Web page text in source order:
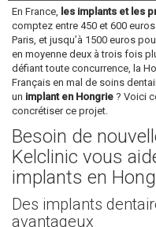
En France, les implants et les
comptez entre 450 et 600
Paris, et jusqu’à 1500 euros
en moyenne deux à trois fois
défiant toute concurrence, la
Français en mal de soins
un implant en Hongrie ? Voici
concrétiser ce projet.
Besoin de
Kelclinic vous
implants en
Des implants
avantageux